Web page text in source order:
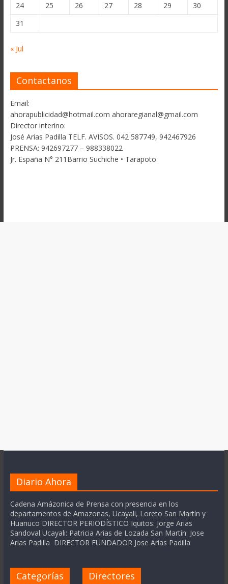
24
25 26 27 28 29
30
31
« Jul
Contactanos
Email:
ahorapublicidad@hotmail.com ahoraregianal@gmail.com
Director interino:
José Arias Padilla TELF. AVISOS. 042 587749, 942467926
PRENSA: 942697277 – 988338022
Jr. España N° 211Barrio Suchiche • Tarapoto
Diario Ahora
Cadena Amázonica de Prensa con presencia en los
departamentos de Amazonas, Ucayali, Loreto San Martín y
Huanuco DIRECTOR PERIODÍSTICO Iquitos: Jorge Arias
Sandoval Ucayali: Patricia Arias de Lozada San Martín: Jose
Arias Padilla DIRECTOR FUNDADOR Jose Arias Padilla
Categorías Directores